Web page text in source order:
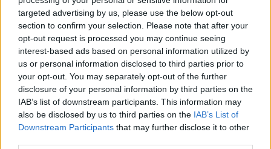
targeted advertising by us, please use the below opt-out
section to confirm your selection. Please note that after your
opt-out request is processed you may continue seeing
interest-based ads based on personal information utilized by
us or personal information disclosed to third parties prior to
your opt-out. You may separately opt-out of the further
disclosure of your personal information by third parties on the
IAB’s list of downstream participants. This information may
also be disclosed by us to third parties on the IAB’s List of
Downstream Participants that may further disclose it to other